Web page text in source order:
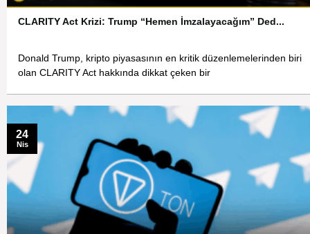
CLARITY Act Krizi: Trump “Hemen İmzalayacağım” Ded...
Donald Trump, kripto piyasasının en kritik düzenlemelerinden biri
olan CLARITY Act hakkında dikkat çeken bir
24
Nis